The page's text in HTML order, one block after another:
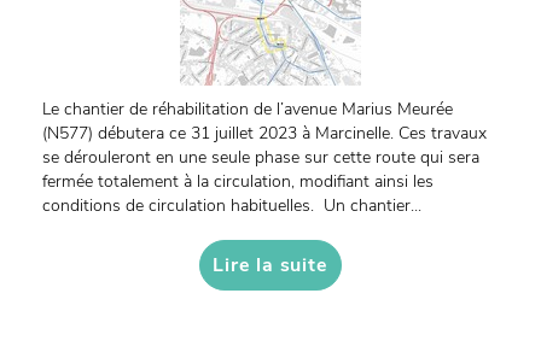
Le chantier de réhabilitation de l’avenue Marius Meurée
(N577) débutera ce 31 juillet 2023 à Marcinelle. Ces travaux
se dérouleront en une seule phase sur cette route qui sera
fermée totalement à la circulation, modifiant ainsi les
conditions de circulation habituelles. Un chantier...
Lire la suite